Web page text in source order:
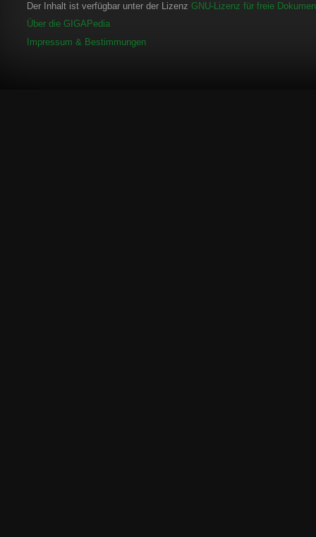
Der Inhalt ist verfügbar unter der Lizenz GNU-Lizenz für freie
Über die GIGAPedia
Impressum & Bestimmungen